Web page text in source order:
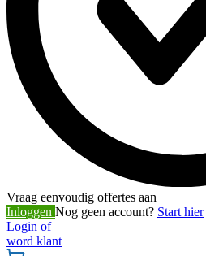
Vraag eenvoudig offertes aan
Inloggen Nog geen account? Start hier
Login of
word klant